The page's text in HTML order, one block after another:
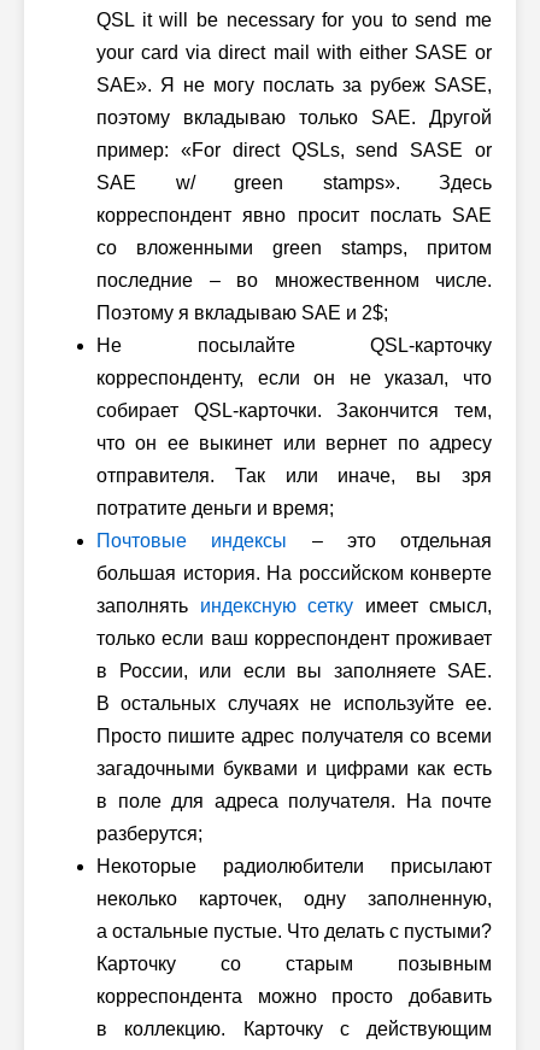
QSL it will be necessary for you to send me
your card via direct mail with either SASE or
SAE». Я не могу послать за рубеж SASE,
поэтому вкладываю только SAE. Другой
пример: «For direct QSLs, send SASE or
SAE w/ green stamps». Здесь
корреспондент явно просит послать SAE
со вложенными green stamps, притом
последние – во множественном числе.
Поэтому я вкладываю SAE и 2$;
Не посылайте QSL-карточку
корреспонденту, если он не указал, что
собирает QSL-карточки. Закончится тем,
что он ее выкинет или вернет по адресу
отправителя. Так или иначе, вы зря
потратите деньги и время;
Почтовые индексы – это отдельная
большая история. На российском конверте
заполнять индексную сетку имеет смысл,
только если ваш корреспондент проживает
в России, или если вы заполняете SAE.
В остальных случаях не используйте ее.
Просто пишите адрес получателя со всеми
загадочными буквами и цифрами как есть
в поле для адреса получателя. На почте
разберутся;
Некоторые радиолюбители присылают
неколько карточек, одну заполненную,
а остальные пустые. Что делать с пустыми?
Карточку со старым позывным
корреспондента можно просто добавить
в коллекцию. Карточку с действующим